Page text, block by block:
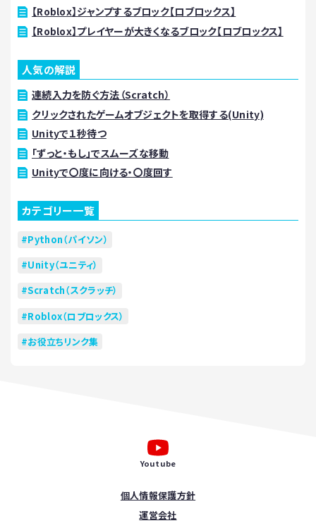
【Roblox】ジャンプするブロック【ロブロックス】
【Roblox】プレイヤーが大きくなるブロック【ロブロックス】
人気の解説
連続入力を防ぐ方法（Scratch）
クリックされたゲームオブジェクトを取得する(Unity)
Unityで１秒待つ
「ずっと・もし」でスムーズな移動
Unityで〇度に向ける・〇度回す
カテゴリー一覧
Python（パイソン）
Unity（ユニティ）
Scratch（スクラッチ）
Roblox（ロブロックス）
お役立ちリンク集
Youtube
個人情報保護方針
運営会社